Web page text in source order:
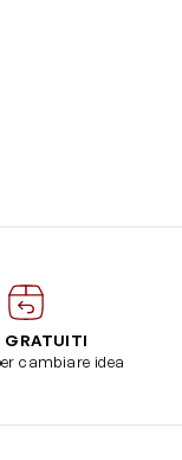
GRATUITI
cambiare idea